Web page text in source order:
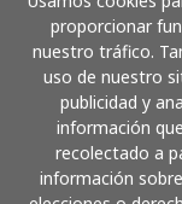
proporcionar
nuestro tráfico.
uso de nuestro
publicidad y
información
recolectado a
información
Cómo funciona